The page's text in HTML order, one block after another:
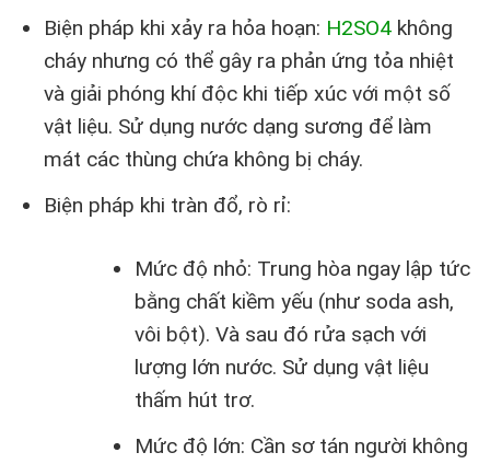
Biện pháp khi xảy ra hỏa hoạn: H2SO4không
cháy nhưng có thể gây ra phản ứng tỏa nhiệt
và giải phóng khí độc khi tiếp xúc với một số
vật liệu. Sử dụng nước dạng sương để làm
mát các thùng chứa không bị cháy.
Biện pháp khi tràn đổ, rò rỉ:
Mức độ nhỏ: Trung hòa ngay lập tức
bằng chất kiềm yếu (như soda ash,
vôi bột). Và sau đó rửa sạch với
lượng lớn nước. Sử dụng vật liệu
thấm hút trơ.
Mức độ lớn: Cần sơ tán người không